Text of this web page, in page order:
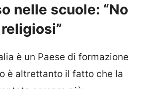
nelle scuole: “No
è un Paese di formazione
è altrettanto il fatto che la